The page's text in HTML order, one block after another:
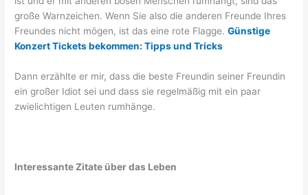
große Warnzeichen. Wenn Sie also die anderen Freunde Ihres
Freundes nicht mögen, ist das eine rote Flagge.Günstige
Konzert Tickets bekommen: Tipps und Tricks
Dann erzählte er mir, dass die beste Freundin seiner Freundin
ein großer Idiot sei und dass sie regelmäßig mit ein paar
zwielichtigen Leuten rumhänge.
Interessante Zitate über das Leben